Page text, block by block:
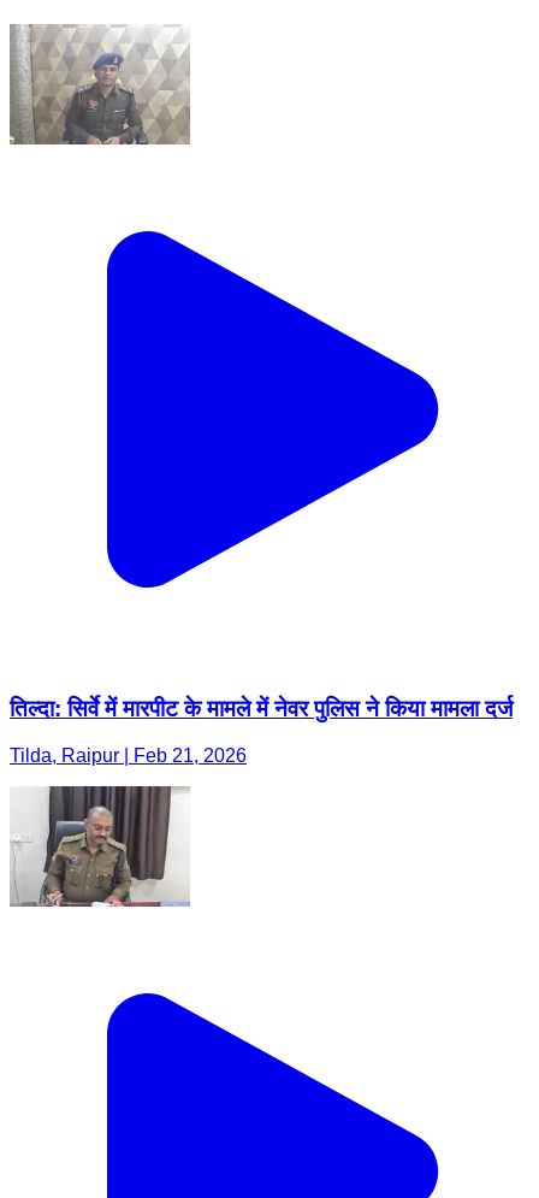
तिल्दा: सिर्वे में मारपीट के मामले में नेवर पुलिस ने किया मामला दर्ज
Tilda, Raipur | Feb 21, 2026